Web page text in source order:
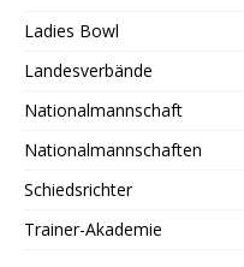
Ladies Bowl
Landesverbände
Nationalmannschaft
Nationalmannschaften
Schiedsrichter
Trainer-Akademie